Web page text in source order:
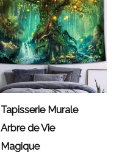
Tapisserie Murale
Arbre de Vie
Magique
prix :
21,99€
à
56,99€